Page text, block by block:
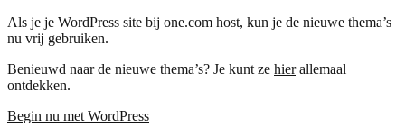
Als je je WordPress site bij one.com host, kun je de nieuwe thema’s
nu vrij gebruiken.
Benieuwd naar de nieuwe thema’s? Je kunt ze hierallemaal
ontdekken.
Begin nu met WordPress